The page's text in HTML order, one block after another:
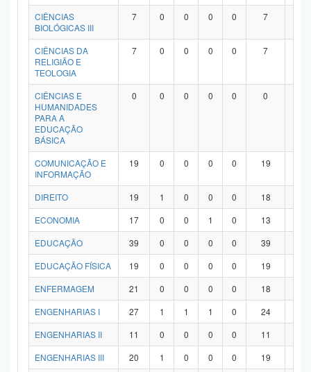
CIÊNCIAS
BIOLÓGICAS III
7 0 0 0 0 7
CIÊNCIAS DA
RELIGIÃO E
TEOLOGIA
7 0 0 0 0 7
CIÊNCIAS E
HUMANIDADES
PARA A
EDUCAÇÃO
BÁSICA
0 0 0 0 0 0
COMUNICAÇÃO E
INFORMAÇÃO
19 0 0 0 0 19
DIREITO 19 1 0 0 0 18
ECONOMIA
17 0 0 1 0 13
EDUCAÇÃO
39 0 0 0 0 39
EDUCAÇÃO FÍSICA
19 0 0 0 0 19
ENFERMAGEM
21 0 0 0 0 18
ENGENHARIAS I
27 1 1 1 0 24
ENGENHARIAS II
11 0 0 0 0 11
ENGENHARIAS III
20 1 0 0 0 19